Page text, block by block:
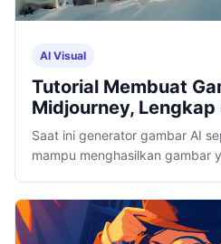
AI Visual
Tutorial Membuat
Midjourney,
Saat ini generator gambar AI
mampu menghasilkan gambar